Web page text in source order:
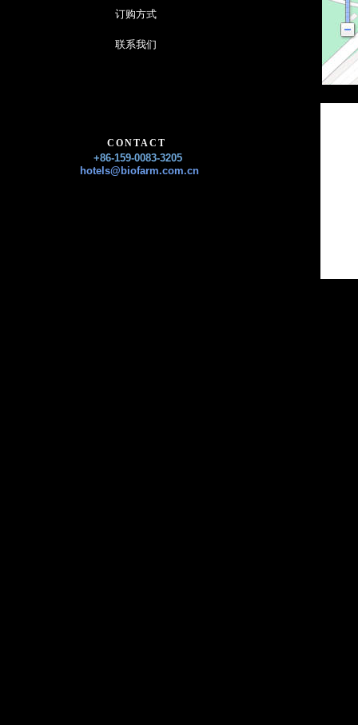
订购方式
联系我们
CONTACT
+86-159-0083-3205
hotels@biofarm.com.cn​